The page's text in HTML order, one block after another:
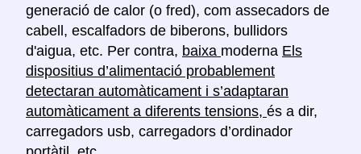
generació de calor (o fred), com assecadors de
cabell, escalfadors de biberons, bullidors
d'aigua, etc. Per contra, baixa moderna Els
dispositius d’alimentació probablement
detectaran automàticament i s’adaptaran
automàticament a diferents tensions, és a dir,
carregadors usb, carregadors d’ordinador